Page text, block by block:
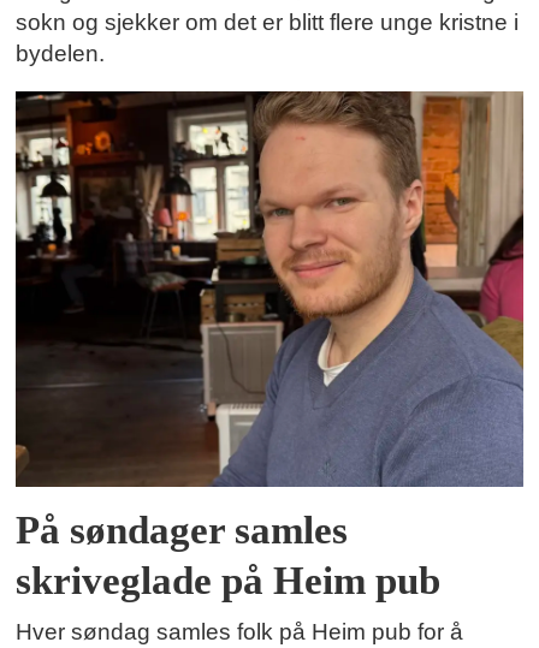
sokn og sjekker om det er blitt flere unge kristne i
bydelen.
På søndager samles
skriveglade på Heim pub
Hver søndag samles folk på Heim pub for å